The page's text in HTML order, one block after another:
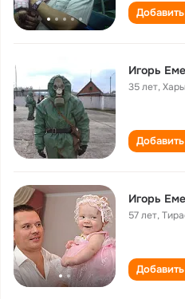
Игорь
35 лет,
Игорь
57 лет,